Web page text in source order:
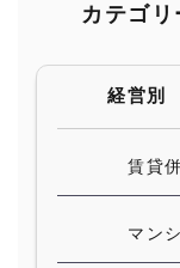
カテゴリ
経営別
賃貸
マン